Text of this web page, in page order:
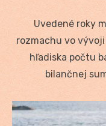
Uvedené roky
rozmachu vo
hľadiska počtu
bilančnej